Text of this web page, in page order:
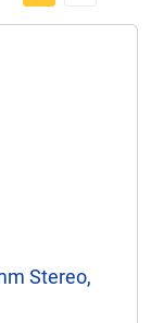
Stereo,